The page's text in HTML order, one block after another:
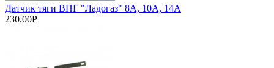
Датчик тяги ВПГ "Ладогаз" 8А, 10А, 14А
230.00Р